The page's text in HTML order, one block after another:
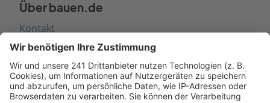
Über bauen.de
Kontakt
Seitenaufbau
Barrierefreiheit
Cookie Einstellungen